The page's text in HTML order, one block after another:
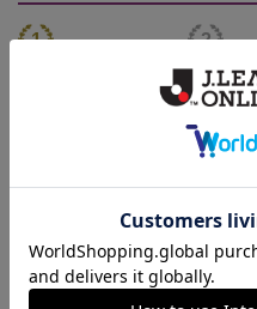
2026/27 レプリカユニフ
ォーム FP 1st
13,200円～18,700円
2026/27 レプリカユニフ
ォーム GK
13,200円～